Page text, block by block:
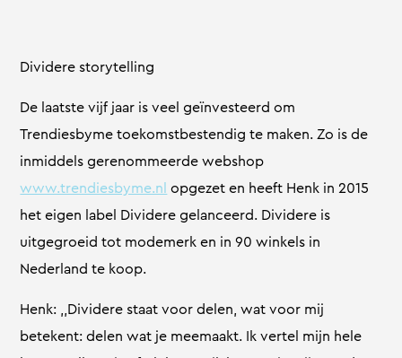
Dividere storytelling
De laatste vijf jaar is veel geïnvesteerd om
Trendiesbyme toekomstbestendig te maken. Zo is de
inmiddels gerenommeerde webshop
www.trendiesbyme.nl opgezet en heeft Henk in 2015
het eigen label Dividere gelanceerd. Dividere is
uitgegroeid tot modemerk en in 90 winkels in
Nederland te koop.
Henk: ,,Dividere staat voor delen, wat voor mij
betekent: delen wat je meemaakt. Ik vertel mijn hele